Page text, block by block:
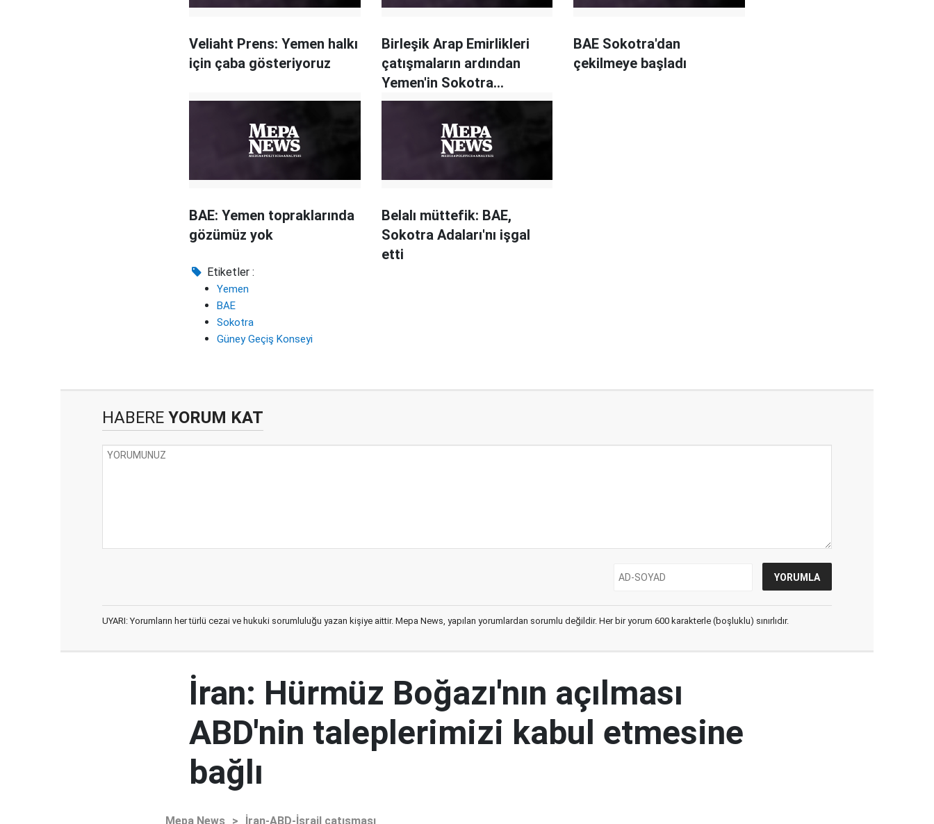
Veliaht Prens: Yemen halkı
için çaba gösteriyoruz
Birleşik Arap Emirlikleri
çatışmaların ardından
Yemen'in Sokotra
adasından çekildi
BAE Sokotra'dan
çekilmeye başladı
BAE: Yemen topraklarında
gözümüz yok
Belalı müttefik: BAE,
Sokotra Adaları'nı işgal
etti
Etiketler :
Yemen
BAE
Sokotra
Güney Geçiş Konseyi
HABERE YORUM KAT
UYARI: Yorumların her türlü cezai ve hukuki sorumluluğu yazan kişiye aittir. Mepa News, yapılan yorumlardan sorumlu değildir. Her bir yorum 600 karakterle (boşluklu) sınırlıdır.
İran: Hürmüz Boğazı'nın açılması
ABD'nin taleplerimizi kabul etmesine
bağlı
Mepa News > İran-ABD-İsrail çatışması